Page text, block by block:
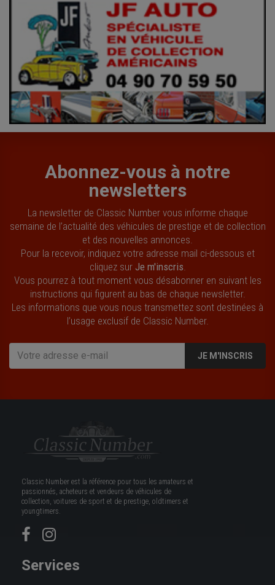
Abonnez-vous à notre
newsletters
La newsletter de Classic Number vous informe chaque
semaine de l’actualité des véhicules de prestige et de collection
et des nouvelles annonces.
Pour la recevoir, indiquez votre adresse mail ci-dessous et
cliquez sur Je m'inscris
Vous pourrez à tout moment vous désabonner en suivant les
instructions qui figurent au bas de chaque newsletter.
Les informations que vous nous transmettez sont destinées à
l’usage exclusif de Classic Number.
JE M'INSCRIS
Classic Number est la référence pour tous les amateurs et
passionnés, acheteurs et vendeurs de véhicules de
collection, voitures de sport et de prestige, oldtimers et
youngtimers.
Services